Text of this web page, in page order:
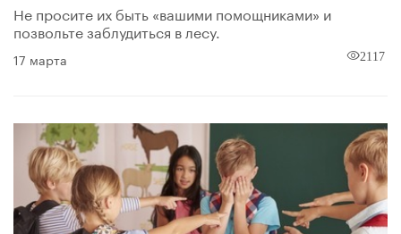
Не просите их быть «вашими помощниками» и
позвольте заблудиться в лесу.
17 марта 2117